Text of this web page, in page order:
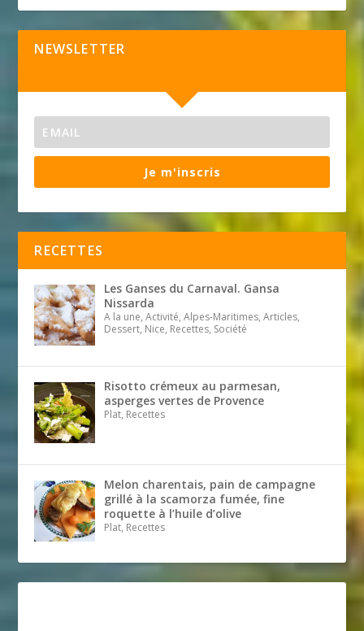
NEWSLETTER
Je m'inscris
RECETTES
Les Ganses du Carnaval. Gansa
Nissarda
A la une, Activité, Alpes-Maritimes, Articles,
Dessert, Nice, Recettes, Société
Risotto crémeux au parmesan,
asperges vertes de Provence
Plat, Recettes
Melon charentais, pain de campagne
grillé à la scamorza fumée, fine
roquette à l’huile d’olive
Plat, Recettes